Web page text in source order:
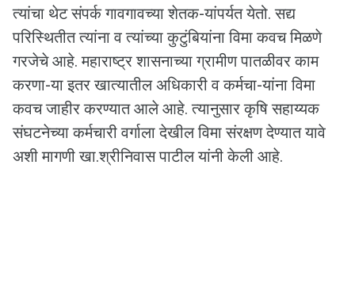
त्यांचा थेट संपर्क गावगावच्या शेतक-यांपर्यत येतो. सद्य
परिस्थितीत त्यांना व त्यांच्या कुटुंबियांना विमा कवच मिळणे
गरजेचे आहे. महाराष्ट्र शासनाच्या ग्रामीण पातळीवर काम
करणा-या इतर खात्यातील अधिकारी व कर्मचा-यांना विमा
कवच जाहीर करण्यात आले आहे. त्यानुसार कृषि सहाय्यक
संघटनेच्या कर्मचारी वर्गाला देखील विमा संरक्षण देण्यात यावे
अशी मागणी खा.श्रीनिवास पाटील यांनी केली आहे.